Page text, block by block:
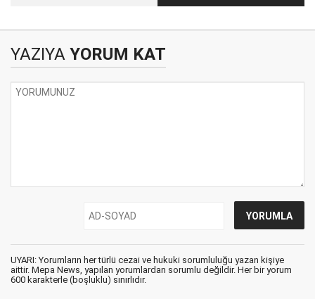
Rohingyalar için askeri
YAZIYA YORUM KAT
UYARI: Yorumların her türlü cezai ve hukuki sorumluluğu yazan kişiye
aittir. Mepa News, yapılan yorumlardan sorumlu değildir. Her bir yorum
600 karakterle (boşluklu) sınırlıdır.